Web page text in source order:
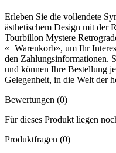
Erleben Sie die vollendete
ästhetischem Design mit der
Tourbillon Mystere
«+Warenkorb», um Ihr
den Zahlungsinformationen.
und können Ihre Bestellung
Gelegenheit, in die Welt der
Bewertungen (0)
Für dieses Produkt liegen
Produktfragen (0)